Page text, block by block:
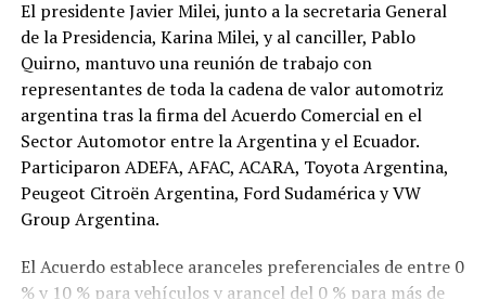
El presidente Javier Milei, junto a la secretaria General
de la Presidencia, Karina Milei, y al canciller, Pablo
Quirno, mantuvo una reunión de trabajo con
representantes de toda la cadena de valor automotriz
argentina tras la firma del Acuerdo Comercial en el
Sector Automotor entre la Argentina y el Ecuador.
Participaron ADEFA, AFAC, ACARA, Toyota Argentina,
Peugeot Citroën Argentina, Ford Sudamérica y VW
Group Argentina.
El Acuerdo establece aranceles preferenciales de entre 0
% y 10 % para vehículos y arancel del 0 % para más de